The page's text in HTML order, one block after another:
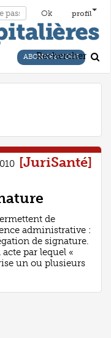
profil
ABONNEZ-VOUS
Rechercher
[JuriSanté]
de
administrative :
de signature.
par lequel «
un ou plusieurs